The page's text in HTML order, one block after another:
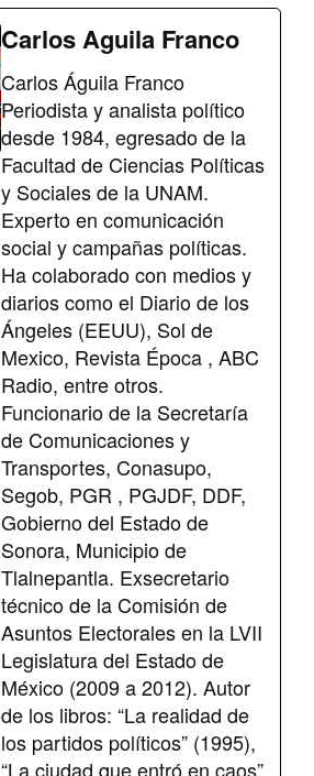
Carlos Aguila Franco
Carlos Águila Franco
Periodista y analista político
desde 1984, egresado de la
Facultad de Ciencias Políticas
y Sociales de la UNAM.
Experto en comunicación
social y campañas políticas.
Ha colaborado con medios y
diarios como el Diario de los
Ángeles (EEUU), Sol de
Mexico, Revista Época , ABC
Radio, entre otros.
Funcionario de la Secretaría
de Comunicaciones y
Transportes, Conasupo,
Segob, PGR , PGJDF, DDF,
Gobierno del Estado de
Sonora, Municipio de
Tlalnepantla. Exsecretario
técnico de la Comisión de
Asuntos Electorales en la LVII
Legislatura del Estado de
México (2009 a 2012). Autor
de los libros: “La realidad de
los partidos políticos” (1995),
“La ciudad que entró en caos”